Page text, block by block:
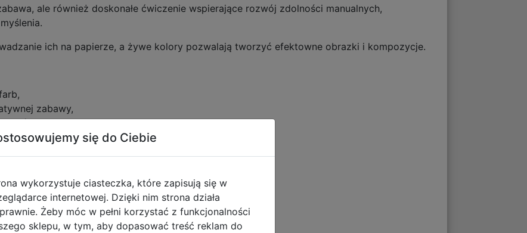
ale również doskonałe ćwiczenie wspierające rozwój zdolności manualnych,
ich na papierze, a żywe kolory pozwalają tworzyć efektowne obrazki i kompozycje.
zabawy,
wzrokowo-ruchową,
przygodę z plastyką,
20 x 28 x 1
się do Ciebie
wykorzystuje ciasteczka, które zapisują się w
internetowej. Dzięki nim strona działa
Żeby móc w pełni korzystać z funkcjonalności
sklepu, w tym, aby dopasować treść reklam do